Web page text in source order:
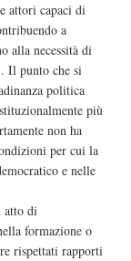
attori capaci di
a
alla necessità di
Il punto che si
politica
più
non ha
per cui la
e nelle
atto di
formazione o
rispettati rapporti